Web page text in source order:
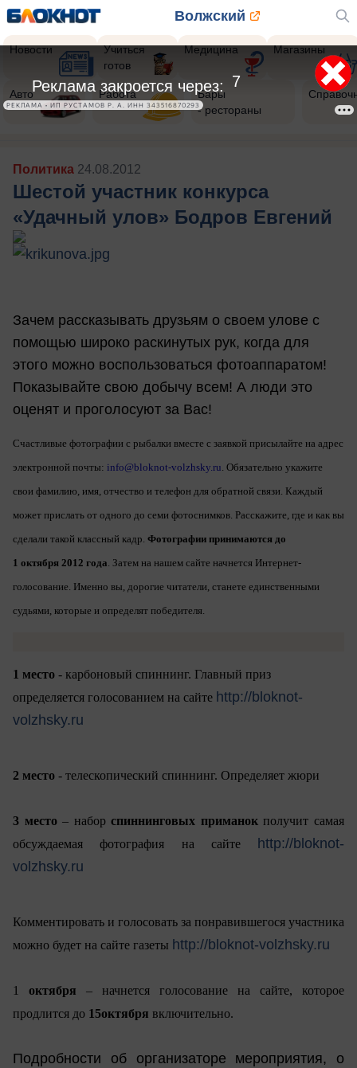
Волжский
Новости
Учиться
готов
Медицина Магазины
Авто Работа
Бары
- рестораны
Политика 24.08.2012
Шестой участник конкурса
«Удачный улов» Бодров Евгений
Зачем рассказывать друзьям о своем улове с
помощью широко раскинутых рук, когда для
этого можно воспользоваться фотоаппаратом!
Показывайте свою добычу всем! А люди это
оценят и проголосуют за Вас!
Счастливые фотографии с рыбалки вместе с заявкой присылайте на адрес
электронной почты: info@bloknot-volzhsky.ru . Обязательно укажите
свои фамилию, имя, отчество и телефон для обратной связи. Каждый
может прислать от одного до семи фотоснимков. Расскажите, где и как вы
сделали такой классный кадр. Фотографии принимаются до
1 октября 2012 года . Затем на нашем сайте начнется Интернет-
голосование. Именно вы, дорогие читатели, станете единственными
судьями, которые и определят победителя.
1 место - карбоновый спиннинг. Главный приз
определяется голосованием на сайте http://bloknot-
volzhsky.ru
2 место - телескопический спиннинг. Определяет жюри
3 место– наборспиннинговых приманокполучит самая
обсуждаемая фотография на сайте http://bloknot-
volzhsky.ru
Комментировать и голосовать за понравившегося участника
можно будет на сайте газеты http://bloknot-volzhsky.ru
1 октября – начнется голосование на сайте, которое
продлится до 15октября включительно.
Подробности об организаторе мероприятия, о
5
Реклама закроется через:
РЕКЛАМА • ИП РУСТАМОВ Р. А. ИНН 343516870293